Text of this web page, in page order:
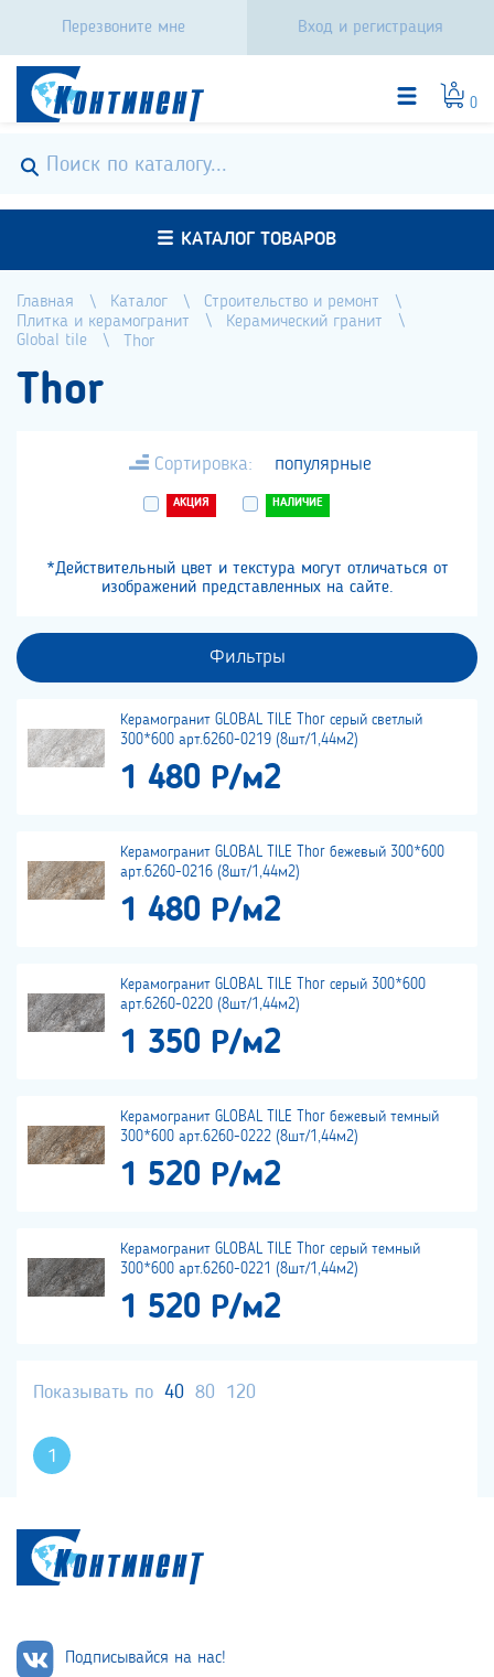
Перезвоните мне Вход и регистрация
0
КАТАЛОГ ТОВАРОВ
Главная Каталог
Строительство и ремонт
Плитка и керамогранит
Керамический гранит
Global tile
Thor
Thor
Сортировка: популярные
АКЦИЯ НАЛИЧИЕ
*Действительный цвет и текстура могут отличаться от
изображений представленных на сайте.
Фильтры
Керамогранит GLOBAL TILE Thor серый светлый
300*600 арт.6260-0219 (8шт/1,44м2)
1 480 Р/м2
Керамогранит GLOBAL TILE Thor бежевый 300*600
арт.6260-0216 (8шт/1,44м2)
1 480 Р/м2
Керамогранит GLOBAL TILE Thor серый 300*600
арт.6260-0220 (8шт/1,44м2)
1 350 Р/м2
Керамогранит GLOBAL TILE Thor бежевый темный
300*600 арт.6260-0222 (8шт/1,44м2)
1 520 Р/м2
Керамогранит GLOBAL TILE Thor серый темный
300*600 арт.6260-0221 (8шт/1,44м2)
1 520 Р/м2
Показывать по 40 80 120
1
Подписывайся на нас!